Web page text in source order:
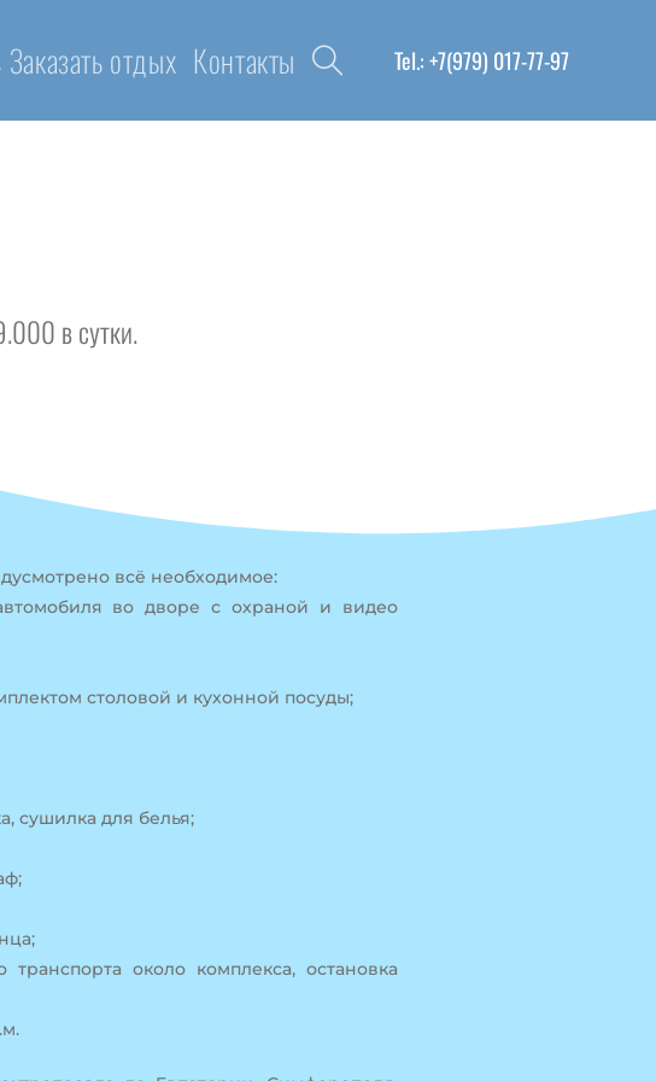
Tel.: +7(979) 017-77-97
Заказать отдых Контакты
в сутки.
всё необходимое:
во дворе с охраной и видео
столовой и кухонной посуды;
сушилка для белья;
около комплекса, остановка